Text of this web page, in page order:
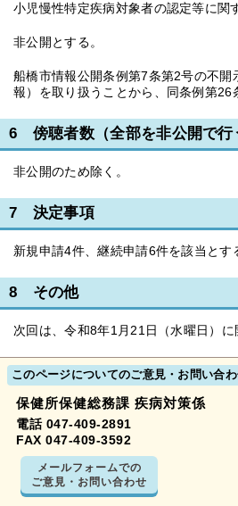
小児慢性特定疾病対象者の認定等に関
非公開とする。
船橋市情報公開条例第7条第2号の不開
報）を取り扱うことから、同条例第26
6 傍聴者数（全部を非公開で行
非公開のため除く。
7 決定事項
新規申請4件、継続申請6件を該当とす
8 その他
次回は、令和8年1月21日（水曜日）に
このページについてのご意見・お問い合
保健所保健総務課 疾病対策係
電話 047-409-2891
FAX 047-409-3592
メールフォームでの
ご意見・お問い合わせ